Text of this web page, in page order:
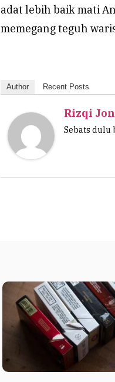
adat lebih baik mati
memegang teguh
Author Recent Posts
Rizqi
Sebats dulu